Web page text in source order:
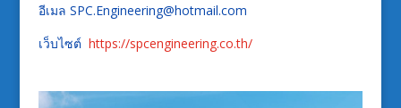
อีเมล SPC.Engineering@hotmail.com
เว็บไซต์ https://spcengineering.co.th/